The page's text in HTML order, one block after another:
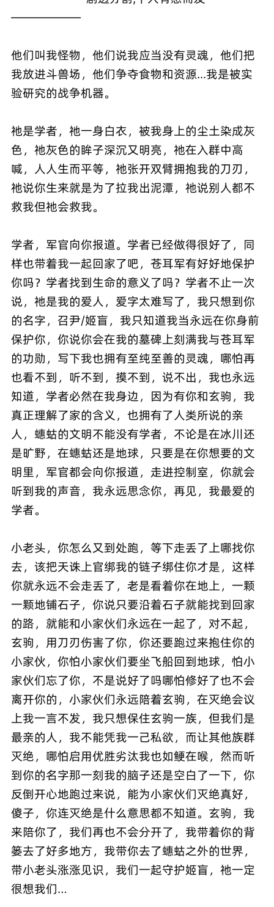
——————
他们叫我怪物，他们说我应当没有灵魂，他们把
我放进斗兽场，他们争夺食物和资源...我是被实
验研究的战争机器。
祂是学者，祂一身白衣，被我身上的尘土染成灰
色，祂灰色的眸子深沉又明亮，祂在入群中高
喊，人人生而平等，祂张开双臂拥抱我的刀刃，
祂说你生来就是为了拉我出泥潭，祂说别人都不
救我但祂会救我。
学者，军官向你报道。学者已经做得很好了，同
样也带着我一起回家了吧，苍耳军有好好地保护
你吗？学者找到生命的意义了吗？学者不止一次
说，祂是我的爱人，爱字太难写了，我只想到你
的名字，召尹/姬盲，我只知道我当永远在你身前
保护你，你说你会在我的墓碑上刻满我与苍耳军
的功勋，写下我也拥有至纯至善的灵魂，哪怕再
也看不到，听不到，摸不到，说不出，我也永远
知道，学者必然在我身边，因为有你和玄驹，我
真正理解了家的含义，也拥有了人类所说的亲
人，蟪蛄的文明不能没有学者，不论是在冰川还
是旷野，在蟪蛄还是地球，只要是在你想要的文
明里，军官都会向你报道，走进控制室，你就会
听到我的声音，我永远思念你，再见，我最爱的
学者。
小老头，你怎么又到处跑，等下走丢了上哪找你
去，该把天诛上官绑我的链子绑住你才是，这样
你就永远不会走丢了，老是看着你在地上，一颗
一颗地铺石子，你说只要沿着石子就能找到回家
的路，就能和小家伙们永远在一起了，对不起，
玄驹，用刀刃伤害了你，你还要跑过来抱住你的
小家伙，你怕小家伙们要坐飞船回到地球，怕小
家伙们忘了你，不是说好了吗哪怕修好了也不会
离开你的，小家伙们永远陪着玄驹，在灭绝会议
上我一言不发，我只想保住玄驹一族，但我们是
最亲的人，我不能凭我一己私欲，而让其他族群
灭绝，哪怕启用优胜劣汰我也如鲠在喉，然而听
到你的名字那一刻我的脑子还是空白了一下，你
反倒开心地跑过来说，能为小家伙们灭绝真好，
傻子，你连灭绝是什么意思都不知道。玄驹，我
来陪你了，我们再也不会分开了，我带着你的背
篓去了好多地方，我带你去了蟪蛄之外的世界，
带小老头涨涨见识，我们一起守护姬盲，祂一定
很想我们…